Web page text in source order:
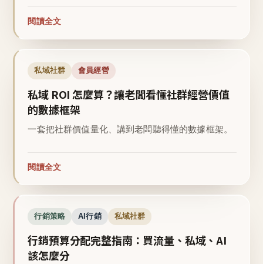
閱讀全文
私域社群 會員經營
私域 ROI 怎麼算？讓老闆看懂社群經營價值
的數據框架
一套把社群價值量化、講到老闆聽得懂的數據框架。
閱讀全文
行銷策略 AI行銷 私域社群
行銷預算分配完整指南：買流量、私域、AI
該怎麼分